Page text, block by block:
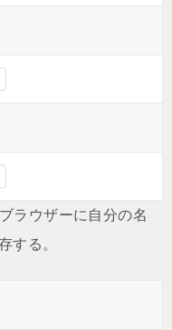
ラウザーに自分の名
する。